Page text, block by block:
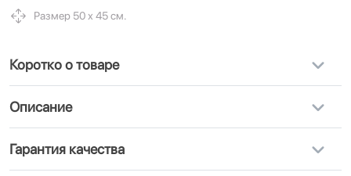
Размер 50 х 45 см.
Коротко о товаре
Описание
Гарантия качества